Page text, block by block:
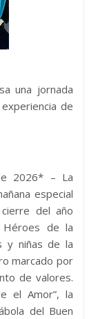
una jornada
de
2026* – La
especial
del año
Héroes de la
y niñas de la
marcado por
de valores.
el Amor”, la
del Buen